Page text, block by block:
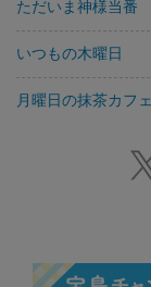
ただいま神様当番
いつもの木曜日
月曜日の抹茶カフェ